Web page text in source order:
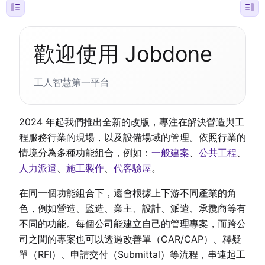
歡迎使用 Jobdone
工人智慧第一平台
2024 年起我們推出全新的改版，專注在解決營造與工
程服務行業的現場，以及設備場域的管理。依照行業的
情境分為多種功能組合，例如： 一般建案、 公共工程、
人力派遣、 施工製作、 代客驗屋。
在同一個功能組合下，還會根據上下游不同產業的角
色，例如營造、監造、業主、設計、派遣、承攬商等有
不同的功能。每個公司能建立自己的管理專案，而跨公
司之間的專案也可以透過改善單（CAR/CAP）、釋疑
單（RFI）、申請交付（Submittal）等流程，串連起工